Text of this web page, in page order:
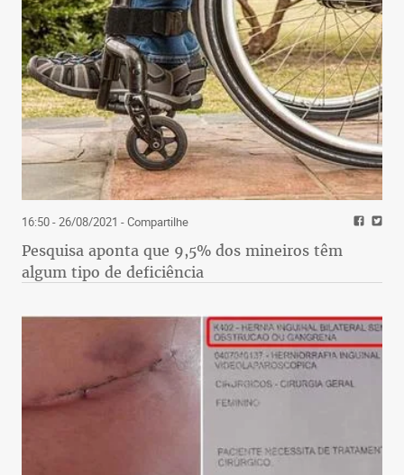
16:50 - 26/08/2021 - Compartilhe
Pesquisa aponta que 9,5% dos mineiros têm
algum tipo de deficiência